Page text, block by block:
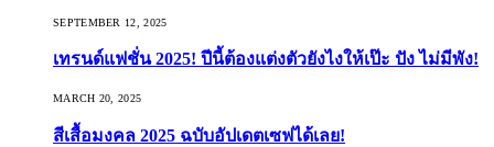
SEPTEMBER 12, 2025
เทรนด์แฟชั่น 2025! ปีนี้ต้องแต่งตัวยังไงให้เป๊ะ ปัง ไม่มีพัง!
MARCH 20, 2025
สีเสื้อมงคล 2025 ฉบับอัปเดตเซฟได้เลย!